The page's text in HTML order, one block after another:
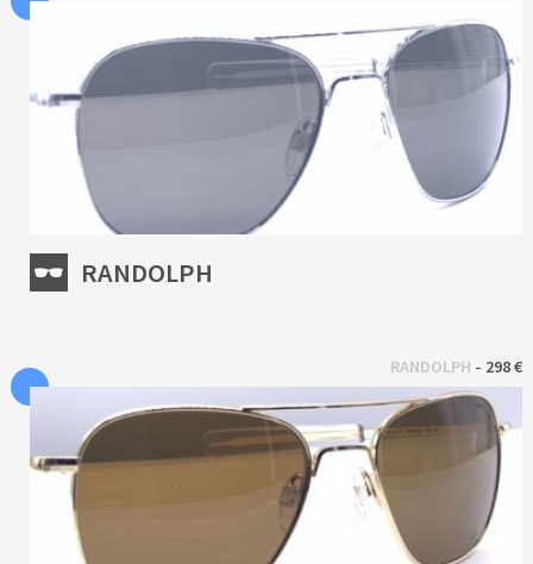
RANDOLPH
RANDOLPH - 298 €